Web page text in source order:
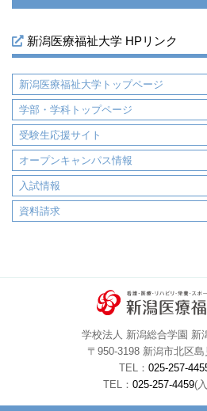
新潟医療福祉大学 HPリンク
新潟医療福祉大学トップページ
学部・学科トップページ
受験生応援サイト
オープンキャンパス情報
入試情報
資料請求
学校法人 新潟総合学園 新
〒950-3198 新潟市北区
TEL： 025-257-
TEL： 025-257-4459(